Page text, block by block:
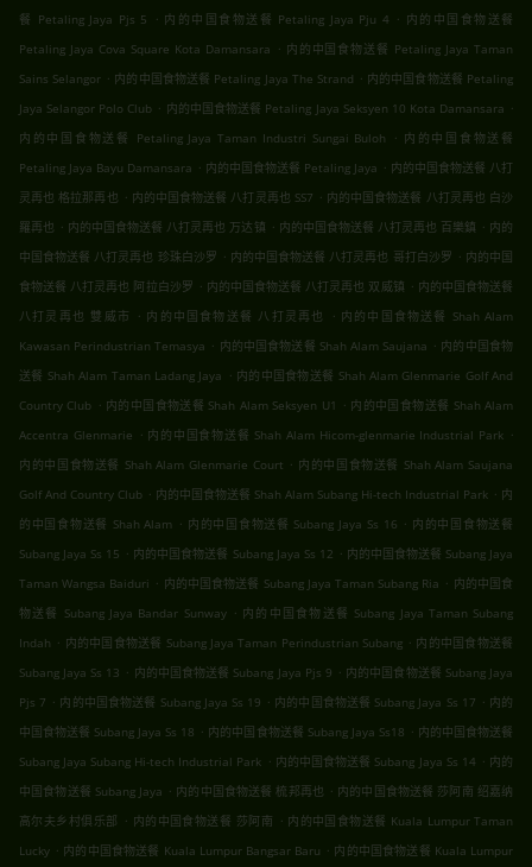
餐 Petaling Jaya Pjs 5
. 内的中国食物送餐 Petaling Jaya Pju 4 . 内的中国食物送餐
Petaling Jaya Cova Square Kota Damansara . 内的中国食物送餐 Petaling Jaya Taman
Sains Selangor . 内的中国食物送餐 Petaling Jaya The Strand . 内的中国食物送餐 Petaling
Jaya Selangor Polo Club . 内的中国食物送餐 Petaling Jaya Seksyen 10 Kota Damansara .
内的中国食物送餐 Petaling Jaya Taman Industri Sungai Buloh
. 内的中国食物送餐
Petaling Jaya Bayu Damansara . 内的中国食物送餐 Petaling Jaya . 内的中国食物送餐 八打
灵再也 格拉那再也 . 内的中国食物送餐 八打灵再也 SS7 . 内的中国食物送餐 八打灵再也 白沙
羅再也 . 内的中国食物送餐 八打灵再也 万达镇 . 内的中国食物送餐 八打灵再也 百樂鎮 . 内的
中国食物送餐 八打灵再也 珍珠白沙罗 . 内的中国食物送餐 八打灵再也 哥打白沙罗 . 内的中国
食物送餐 八打灵再也 阿拉白沙罗 . 内的中国食物送餐 八打灵再也 双威镇 . 内的中国食物送餐
八打灵再也 雙威市
. 内的中国食物送餐 八打灵再也 . 内的中国食物送餐 Shah Alam
Kawasan Perindustrian Temasya . 内的中国食物送餐 Shah Alam Saujana . 内的中国食物
送餐 Shah Alam Taman Ladang Jaya . 内的中国食物送餐 Shah Alam Glenmarie Golf And
Country Club . 内的中国食物送餐 Shah Alam Seksyen U1 . 内的中国食物送餐 Shah Alam
Accentra Glenmarie . 内的中国食物送餐 Shah Alam Hicom-glenmarie Industrial Park .
内的中国食物送餐 Shah Alam Glenmarie Court . 内的中国食物送餐 Shah Alam Saujana
Golf And Country Club . 内的中国食物送餐 Shah Alam Subang Hi-tech Industrial Park . 内
的中国食物送餐 Shah Alam . 内的中国食物送餐 Subang Jaya Ss 16 . 内的中国食物送餐
Subang Jaya Ss 15 . 内的中国食物送餐 Subang Jaya Ss 12 . 内的中国食物送餐 Subang Jaya
Taman Wangsa Baiduri . 内的中国食物送餐 Subang Jaya Taman Subang Ria . 内的中国食
物送餐 Subang Jaya Bandar Sunway . 内的中国食物送餐 Subang Jaya Taman Subang
Indah . 内的中国食物送餐 Subang Jaya Taman Perindustrian Subang . 内的中国食物送餐
Subang Jaya Ss 13 . 内的中国食物送餐 Subang Jaya Pjs 9 . 内的中国食物送餐 Subang Jaya
Pjs 7 . 内的中国食物送餐 Subang Jaya Ss 19 . 内的中国食物送餐 Subang Jaya Ss 17 . 内的
中国食物送餐 Subang Jaya Ss 18 . 内的中国食物送餐 Subang Jaya Ss18 . 内的中国食物送餐
Subang Jaya Subang Hi-tech Industrial Park . 内的中国食物送餐 Subang Jaya Ss 14 . 内的
中国食物送餐 Subang Jaya . 内的中国食物送餐 梳邦再也 . 内的中国食物送餐 莎阿南 绍嘉纳
高尔夫乡村俱乐部
. 内的中国食物送餐 莎阿南 . 内的中国食物送餐 Kuala Lumpur Taman
Lucky . 内的中国食物送餐 Kuala Lumpur Bangsar Baru . 内的中国食物送餐 Kuala Lumpur